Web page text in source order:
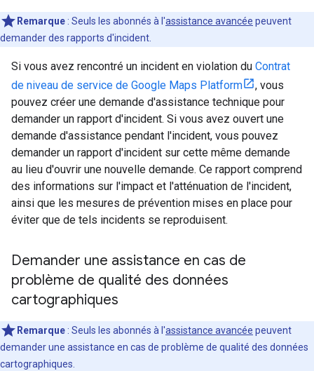
Remarque : Seuls les abonnés à l'assistance avancée peuvent
demander des rapports d'incident.
Si vous avez rencontré un incident en violation du Contrat
de niveau de service de Google Maps Platform
, vous
pouvez créer une demande d'assistance technique pour
demander un rapport d'incident. Si vous avez ouvert une
demande d'assistance pendant l'incident, vous pouvez
demander un rapport d'incident sur cette même demande
au lieu d'ouvrir une nouvelle demande. Ce rapport comprend
des informations sur l'impact et l'atténuation de l'incident,
ainsi que les mesures de prévention mises en place pour
éviter que de tels incidents se reproduisent.
Demander une assistance en cas de
problème de qualité des données
cartographiques
Remarque : Seuls les abonnés à l'assistance avancée peuvent
demander une assistance en cas de problème de qualité des données
cartographiques.